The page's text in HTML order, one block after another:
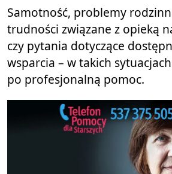
Samotność, problemy
trudności związane z opieką
czy pytania dotyczące
wsparcia – w takich
po profesjonalną pomoc.